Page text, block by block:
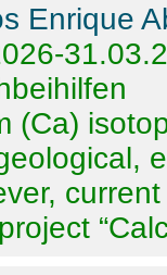
Enrique
(Ca)